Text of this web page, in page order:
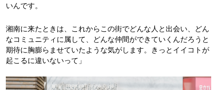
いんです。
湘南に来たときは、これからこの街でどんな人と出会い、どん
なコミュニティに属して、どんな仲間ができていくんだろうと
期待に胸膨らませていたような気がします。きっとイイコトが
起こるに違いないって」